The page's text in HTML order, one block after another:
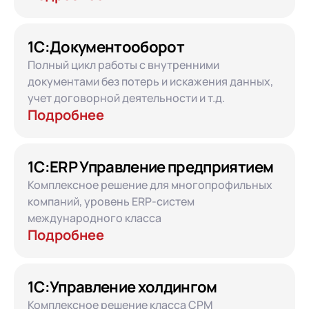
1С:Документооборот
Полный цикл работы с внутренними
документами без потерь и искажения данных,
учет договорной деятельности и т.д.
Подробнее
1С:ERP Управление предприятием
Комплексное решение для многопрофильных
компаний, уровень ERP-систем
международного класса
Подробнее
1С:Управление холдингом
Комплексное решение класса CPM
+7
Отправить
Ваш email*
+7 Телефон